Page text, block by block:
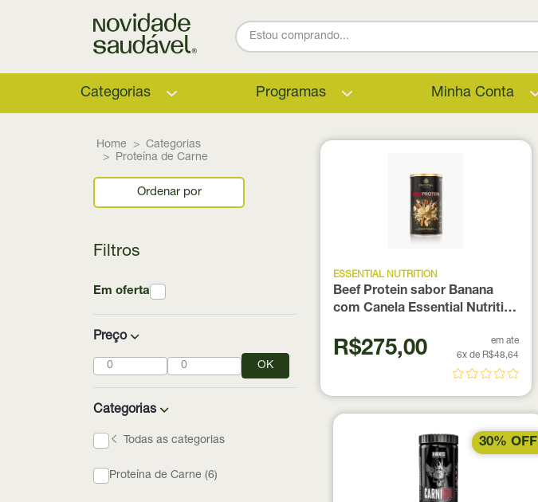
Categorias Programas Minha Conta
Home
Categorias
Proteína de Carne
Ordenar por
Filtros
Em oferta
Preço
OK
Categorias
Todas as categorias
Proteína de Carne (6)
ESSENTIAL NUTRITION
Beef Protein sabor Banana
com Canela Essential Nutrition
R$275,00
em ate
6x de R$48,64
30% OFF